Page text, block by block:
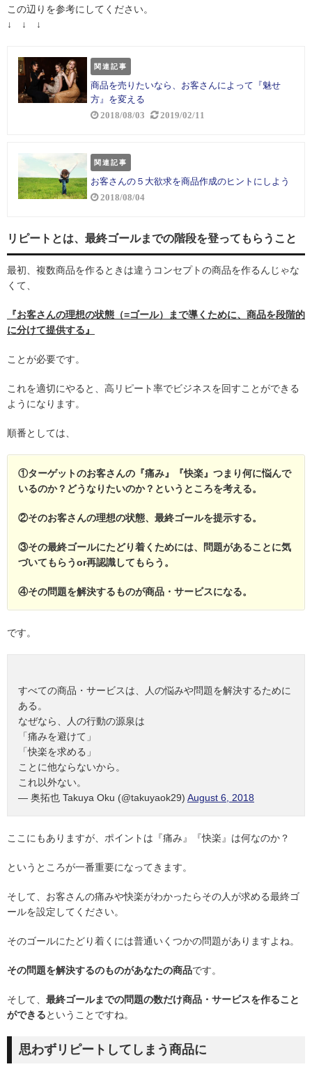
この辺りを参考にしてください。
↓ ↓ ↓
関連記事
商品を売りたいなら、お客さんによって『魅せ
方』を変える
2018/08/03 2019/02/11
関連記事
お客さんの５大欲求を商品作成のヒントにしよう
2018/08/04
リピートとは、最終ゴールまでの階段を登ってもらうこと
最初、複数商品を作るときは違うコンセプトの商品を作るんじゃな
くて、
『お客さんの理想の状態（=ゴール）まで導くために、商品を段階的
に分けて提供する』
ことが必要です。
これを適切にやると、高リピート率でビジネスを回すことができる
ようになります。
順番としては、
①ターゲットのお客さんの『痛み』『快楽』つまり何に悩んで
いるのか？どうなりたいのか？というところを考える。
②そのお客さんの理想の状態、最終ゴールを提示する。
③その最終ゴールにたどり着くためには、問題があることに気
づいてもらうor再認識してもらう。
④その問題を解決するものが商品・サービスになる。
です。
すべての商品・サービスは、人の悩みや問題を解決するために
ある。
なぜなら、人の行動の源泉は
「痛みを避けて」
「快楽を求める」
ことに他ならないから。
これ以外ない。
— 奥拓也 Takuya Oku (@takuyaok29) August 6, 2018
ここにもありますが、ポイントは『痛み』『快楽』は何なのか？
というところが一番重要になってきます。
そして、お客さんの痛みや快楽がわかったらその人が求める最終ゴ
ールを設定してください。
そのゴールにたどり着くには普通いくつかの問題がありますよね。
その問題を解決するのものがあなたの商品です。
そして、 最終ゴールまでの問題の数だけ商品・サービスを作ること
ができるということですね。
思わずリピートしてしまう商品に